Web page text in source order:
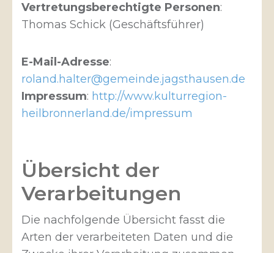
Vertretungsberechtigte Personen:
Thomas Schick (Geschäftsführer)
E-Mail-Adresse:
roland.halter@gemeinde.jagsthausen.de
Impressum: http://www.kulturregion-
heilbronnerland.de/impressum
Übersicht der
Verarbeitungen
Die nachfolgende Übersicht fasst die
Arten der verarbeiteten Daten und die